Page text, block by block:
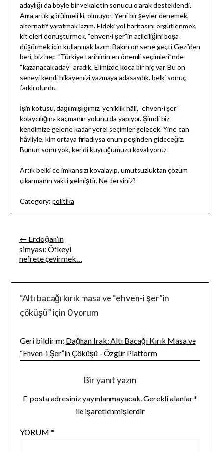
adaylığı da böyle bir vekaletin sonucu olarak desteklendi.
Ama artık görülmeli ki, olmuyor. Yeni bir şeyler denemek,
alternatif yaratmak lazım. Eldeki yol haritasını örgütlenmek,
kitleleri dönüştürmek, “ehven-i şer”in acilciliğini boşa
düşürmek için kullanmak lazım. Bakın on sene geçti Gezi’den
beri, biz hep “Türkiye tarihinin en önemli seçimleri”nde
“kazanacak aday” aradık. Elimizde koca bir hiç var. Bu on
seneyi kendi hikayemizi yazmaya adasaydık, belki sonuç
farklı olurdu.
İşin kötüsü, dağılmışlığımız, yeniklik hâli, “ehven-i şer”
kolaycılığına kaçmanın yolunu da yapıyor. Şimdi biz
kendimize gelene kadar yerel seçimler gelecek. Yine can
hâvliyle, kim ortaya fırladıysa onun peşinden gideceğiz.
Bunun sonu yok, kendi kuyruğumuzu kovalıyoruz.
Artık belki de imkansızı kovalayıp, umutsuzluktan çözüm
çıkarmanın vakti gelmiştir. Ne dersiniz?
Category: politika
Yazı
gezinmesi
← Erdoğan’ın
simyası: Öfkeyi
nefrete çevirmek…
“Altı bacağı kırık masa ve “ehven-i şer”in
çöküşü” için 0 yorum
Geri bildirim: Dağhan Irak: Altı Bacağı Kırık Masa ve
“Ehven-i Şer”in Çöküşü - Özgür Platform
Bir yanıt yazın
E-posta adresiniz yayınlanmayacak. Gerekli alanlar*
ile işaretlenmişlerdir
YORUM *